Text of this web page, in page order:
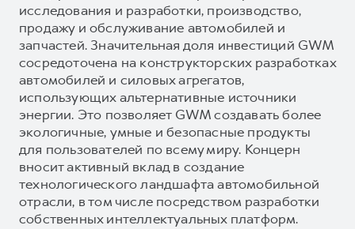
исследования и разработки, производство,
продажу и обслуживание автомобилей и
запчастей. Значительная доля инвестиций GWM
сосредоточена на конструкторских разработках
автомобилей и силовых агрегатов,
использующих альтернативные источники
энергии. Это позволяет GWM создавать более
экологичные, умные и безопасные продукты
для пользователей по всему миру. Концерн
вносит активный вклад в создание
технологического ландшафта автомобильной
отрасли, в том числе посредством разработки
собственных интеллектуальных платформ.